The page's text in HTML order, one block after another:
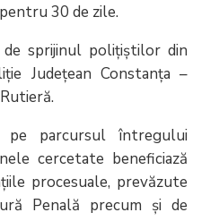
30 de zile.
sprijinul polițiștilor din
Județean Constanța –
pe parcursul întregului
cercetate beneficiază
procesuale, prevăzute
Penală precum și de